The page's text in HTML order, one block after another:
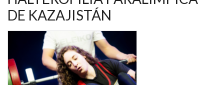
EN
UNA
INICIATIVA
PROMOCIÓN
TALENTO
ESPAÑOL
DE KAZAJISTÁN